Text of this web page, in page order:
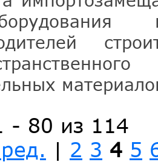
- 80 из 114
| 2 3 4 5